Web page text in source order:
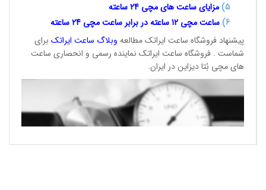
5) مزایای ساعت های مچی 24
ساعته
6) ساعت مچی 12 ساعته در برابر ساعت
مچی 24 ساعته
پیشنهاد فروشگاه ساعت ایراتک مطالعه وبلاگ ساعت ایراتک برای
شماست . فروشگاه ساعت ایراتک نماینده رسمی و انحصاری ساعت
های مچی بُتا دیزاین در ایران.